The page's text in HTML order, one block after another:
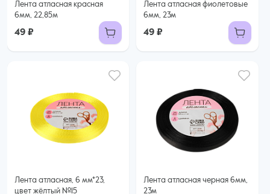
Лента атласная красная
6мм, 22,85м
49 ₽
Лента атласная фиолетовые
6мм, 23м
49 ₽
Лента атласная, 6 мм*23,
цвет жёлтый №15
Лента атласная черная 6мм,
23м